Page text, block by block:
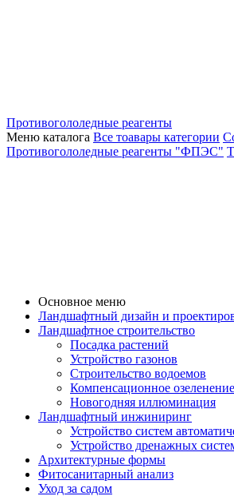
Противогололедные реагенты
Меню каталога Все тоавары категории
Противогололедные реагенты "ФПЭС"
Основное меню
Ландшафтный дизайн и
Ландшафтное строительство
Посадка растений
Устройство газонов
Строительство водоемов
Компенсационное озеленение
Новогодняя иллюминация
Ландшафтный инжиниринг
Устройство систем
Устройство дренажных
Aрхитектурные формы
Фитосанитарный анализ
Уход за садом